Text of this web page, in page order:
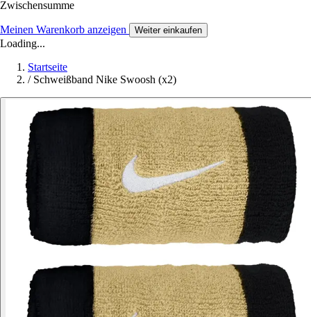
Zwischensumme
Meinen Warenkorb anzeigen Weiter einkaufen
Loading...
Startseite
/ Schweißband Nike Swoosh (x2)